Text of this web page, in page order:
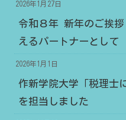
2026年1月27日
令和８年 新年のご挨
えるパートナーとして
2026年1月1日
作新学院大学「税理士
を担当しました